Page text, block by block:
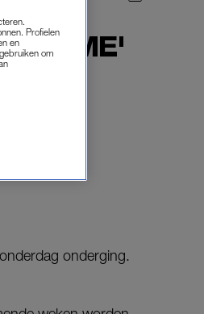
MET ME'
onderging.
Profielen
en
om